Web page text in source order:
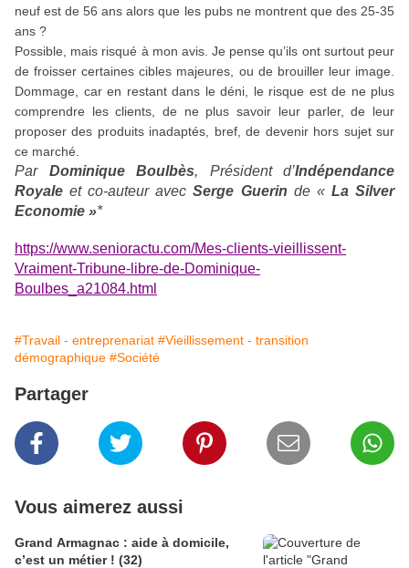
neuf est de 56 ans alors que les pubs ne montrent que des 25-35
ans ?
Possible, mais risqué à mon avis. Je pense qu’ils ont surtout peur
de froisser certaines cibles majeures, ou de brouiller leur image.
Dommage, car en restant dans le déni, le risque est de ne plus
comprendre les clients, de ne plus savoir leur parler, de leur
proposer des produits inadaptés, bref, de devenir hors sujet sur
ce marché.
Par Dominique Boulbès, Président d’Indépendance
Royale et co-auteur avecSerge Guerin de « La Silver
Economie »*
https://www.senioractu.com/Mes-clients-vieillissent-
Vraiment-Tribune-libre-de-Dominique-
Boulbes_a21084.html
#Travail - entreprenariat #Vieillissement - transition
démographique #Société
Partager
Vous aimerez aussi
Grand Armagnac : aide à domicile,
c’est un métier ! (32)